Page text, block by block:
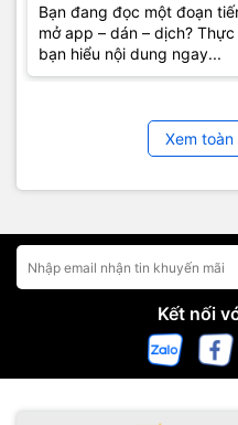
Bạn đang đọc một đoạn
mở app – dán – dịch?
bạn hiểu nội dung ngay...
Xem
Kết nối